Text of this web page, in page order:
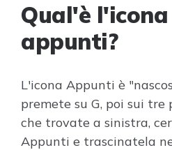
Qual'è
appunti?
L'icona Appunti è
premete su G, poi sui
che trovate a sinistra,
Appunti e trascinatela